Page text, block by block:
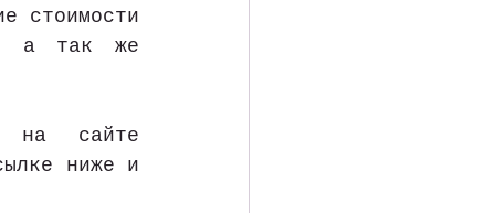
стоимости
а так же
на сайте
ниже и